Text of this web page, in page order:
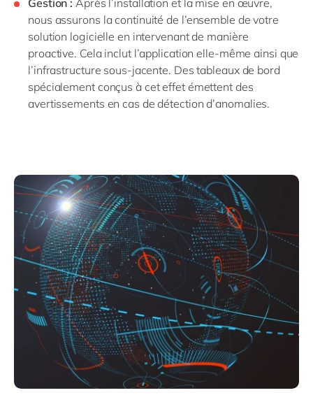
nous assurons la continuité de l’ensemble de votre
solution logicielle en intervenant de manière
proactive. Cela inclut l’application elle-même ainsi que
l’infrastructure sous-jacente. Des tableaux de bord
spécialement conçus à cet effet émettent des
avertissements en cas de détection d’anomalies.